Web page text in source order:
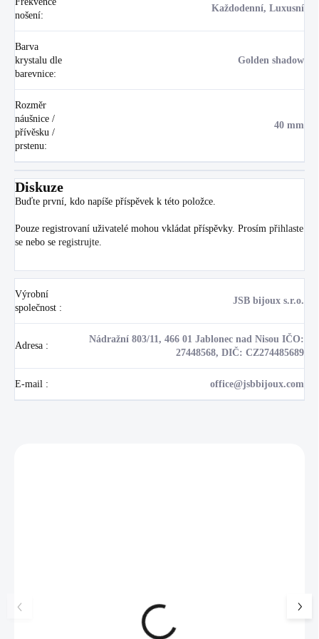
nošení:
Každodenní, Luxusní
Barva
krystalu dle
barevnice:
Golden shadow
Rozměr
náušnice /
přívěsku /
prstenu:
40 mm
Diskuze
Buďte první, kdo napíše příspěvek k této položce.
Pouze registrovaní uživatelé mohou vkládat příspěvky. Prosím přihlaste
se nebo se registrujte
Výrobní
společnost :
JSB bijoux s.r.o.
Adresa :
Nádražní 803/11, 466 01 Jablonec nad Nisou IČO:
27448568, DIČ: CZ274485689
E-mail : office@jsbbijoux.com